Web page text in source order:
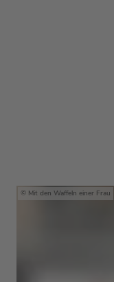
Mit den Waffeln einer Frau